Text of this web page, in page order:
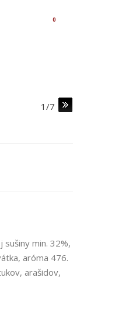
0
1/7
sušiny min. 32%,
aróma 476.
arašidov,